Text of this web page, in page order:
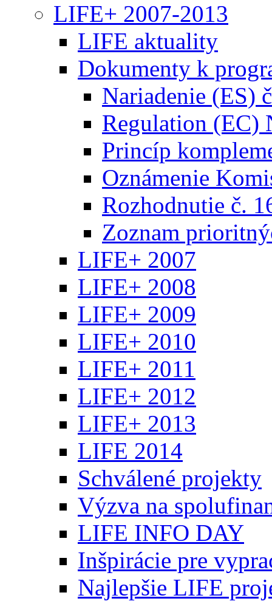
LIFE+ 2007-2013
LIFE aktuality
Dokumenty k
Nariadenie (ES)
Regulation (EC)
Princíp
Oznámenie
Rozhodnutie č.
Zoznam
LIFE+ 2007
LIFE+ 2008
LIFE+ 2009
LIFE+ 2010
LIFE+ 2011
LIFE+ 2012
LIFE+ 2013
LIFE 2014
Schválené projekty
Výzva na
LIFE INFO DAY
Inšpirácie pre
Najlepšie LIFE